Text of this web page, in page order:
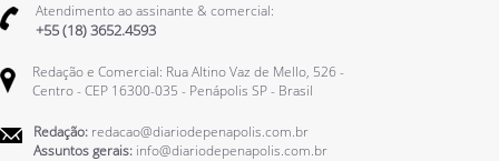
Atendimento ao assinante & comercial:
+55 (18) 3652.4593
Redação e Comercial: Rua Altino Vaz de Mello, 526 -
Centro - CEP 16300-035 - Penápolis SP - Brasil
Redação: redacao@diariodepenapolis.com.br
Assuntos gerais: info@diariodepenapolis.com.br